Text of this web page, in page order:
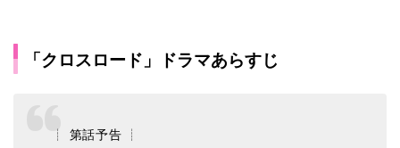
「クロスロード」ドラマあらすじ
┊ 第話予告 ┊